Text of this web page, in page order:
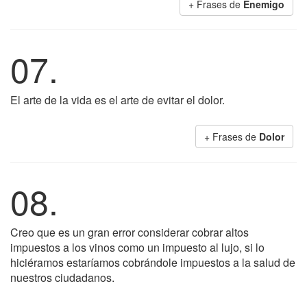
+ Frases de Enemigo
07.
El arte de la vida es el arte de evitar el dolor.
+ Frases de Dolor
08.
Creo que es un gran error considerar cobrar altos
impuestos a los vinos como un impuesto al lujo, si lo
hiciéramos estaríamos cobrándole impuestos a la salud de
nuestros ciudadanos.